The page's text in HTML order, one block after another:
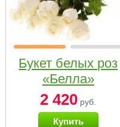
Букет белых роз
«Белла»
2 420 руб.
Купить